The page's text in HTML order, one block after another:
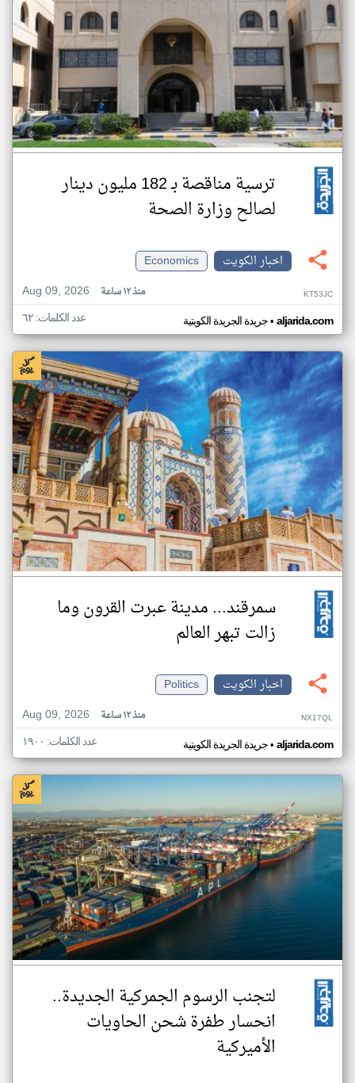
ترسية مناقصة بـ 182 مليون دينار
لصالح وزارة الصحة
اخبار الكويت
Economics
Aug 09, 2026
منذ ١٢ ساعة KT53JC
جريدة الجريدة الكويتية• aljarida.com عدد الكلمات: ٦٢
سمرقند... مدينة عبرت القرون وما
زالت تبهر العالم
اخبار الكويت
Politics
Aug 09, 2026
منذ ١٢ ساعة NX17QL
جريدة الجريدة الكويتية• aljarida.com عدد الكلمات: ١٩٠٠
لتجنب الرسوم الجمركية الجديدة..
انحسار طفرة شحن الحاويات
الأميركية